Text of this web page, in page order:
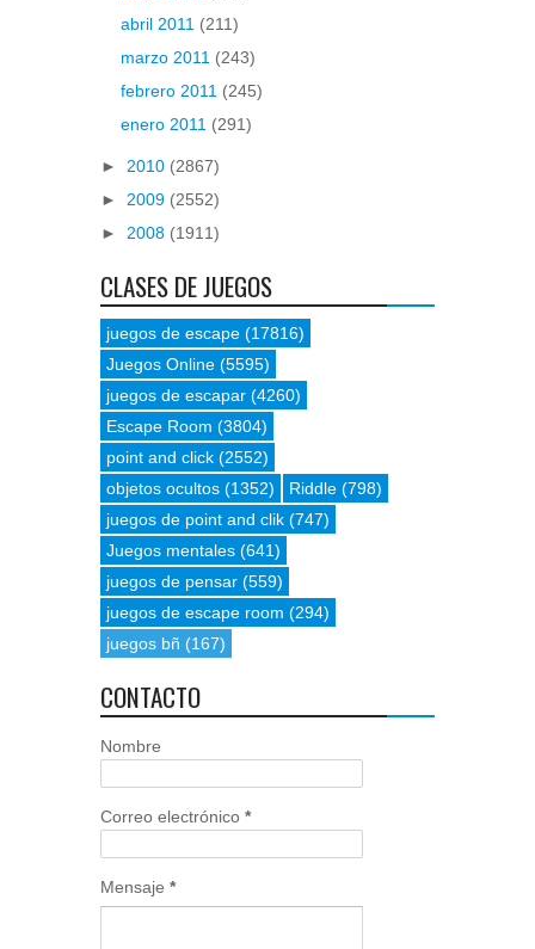
abril 2011 (211)
marzo 2011 (243)
febrero 2011 (245)
enero 2011 (291)
► 2010 (2867)
► 2009 (2552)
► 2008 (1911)
CLASES DE JUEGOS
juegos de escape (17816)
Juegos Online (5595)
juegos de escapar (4260)
Escape Room (3804)
point and click (2552)
objetos ocultos (1352) Riddle (798)
juegos de point and clik (747)
Juegos mentales (641)
juegos de pensar (559)
juegos de escape room (294)
juegos bñ (167)
CONTACTO
Nombre
Correo electrónico *
Mensaje *